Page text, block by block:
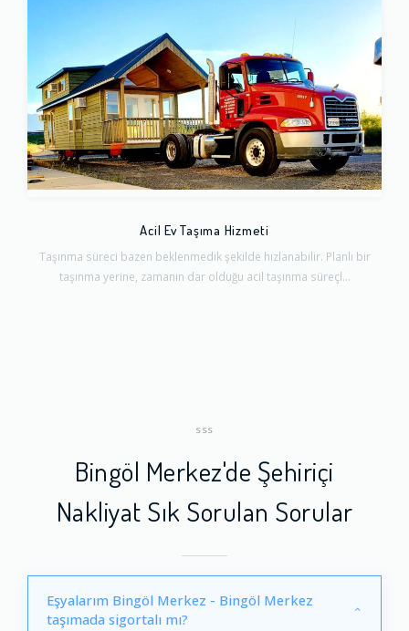
Acil Ev Taşıma Hizmeti
Taşınma süreci bazen beklenmedik şekilde hızlanabilir. Planlı bir
taşınma yerine, zamanın dar olduğu acil taşınma süreçl...
SSS
Bingöl Merkez'de Şehiriçi
Nakliyat Sık Sorulan Sorular
Eşyalarım Bingöl Merkez - Bingöl Merkez
taşımada sigortalı mı?